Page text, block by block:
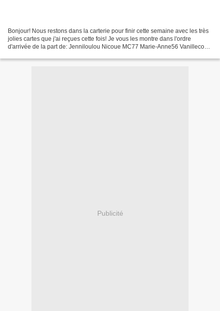
Bonjour! Nous restons dans la carterie pour finir cette semaine avec les très
jolies cartes que j'ai reçues cette fois! Je vous les montre dans l'ordre
d'arrivée de la part de: Jenniloulou Nicoue MC77 Marie-Anne56 Vanilleco
Publicité